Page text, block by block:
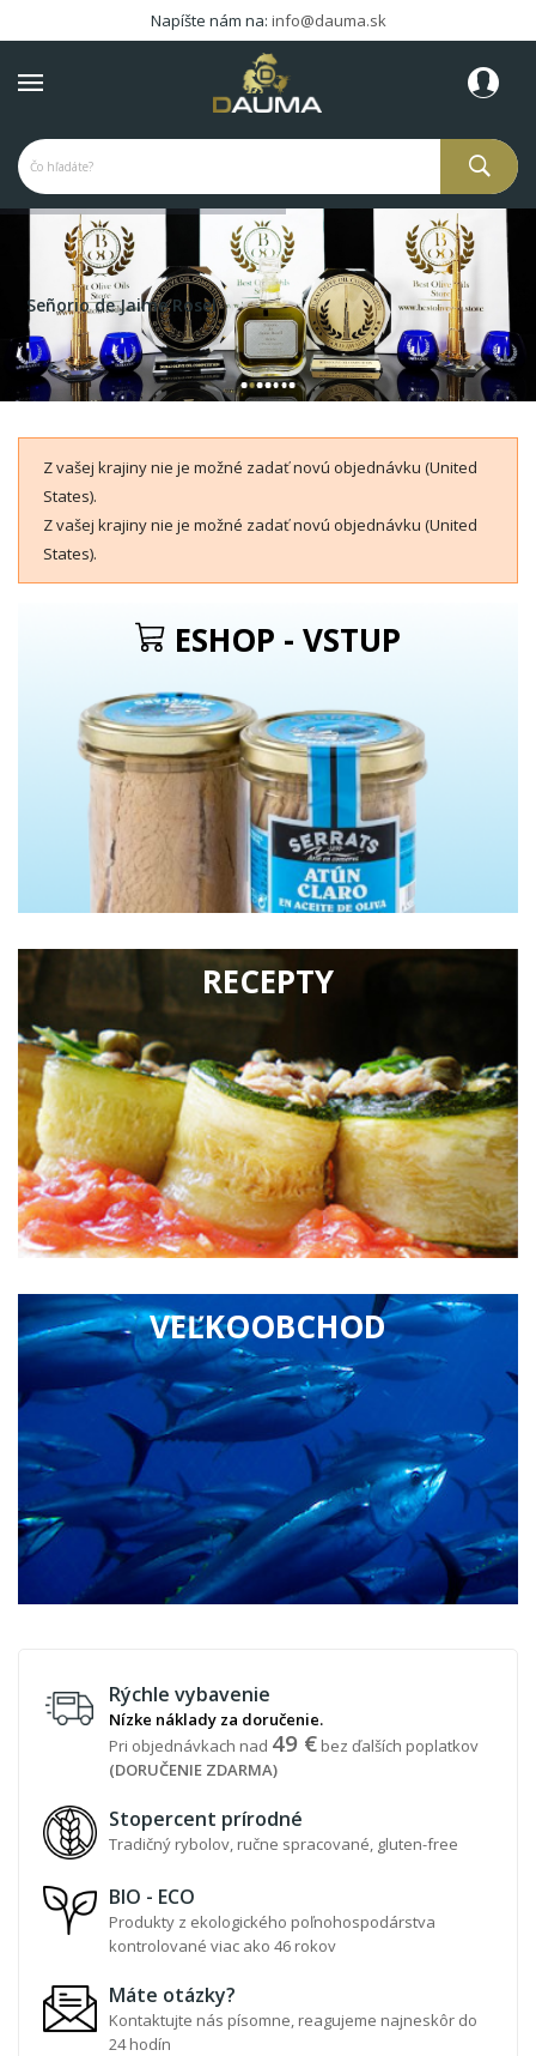
Napíšte nám na: info@dauma.sk
Señorio de Jaime Rosel
Z vašej krajiny nie je možné zadať novú objednávku (United
States).
Z vašej krajiny nie je možné zadať novú objednávku (United
States).
ESHOP - VSTUP
RECEPTY
VEĽKOOBCHOD
Rýchle vybavenie
Nízke náklady za doručenie.
Pri objednávkach nad 49 € bez ďalších poplatkov
(DORUČENIE ZDARMA)
Stopercent prírodné
Tradičný rybolov, ručne spracované, gluten-free
BIO - ECO
Produkty z ekologického poľnohospodárstva
kontrolované viac ako 46 rokov
Máte otázky?
Kontaktujte nás písomne, reagujeme najneskôr do
24 hodín